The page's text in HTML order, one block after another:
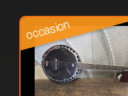
occasion